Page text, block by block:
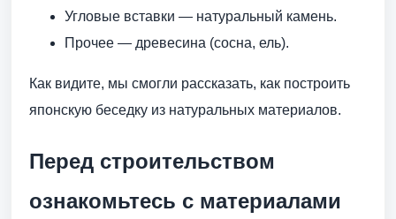
Угловые вставки — натуральный камень.
Прочее — древесина (сосна, ель).
Как видите, мы смогли рассказать, как построить
японскую беседку из натуральных материалов.
Перед строительством
ознакомьтесь с материалами